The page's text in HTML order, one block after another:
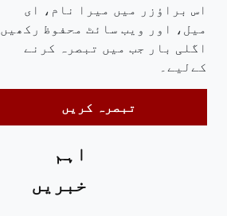
اس براؤزر میں میرا نام، ای
میل، اور ویب سائٹ محفوظ رکھیں
اگلی بار جب میں تبصرہ کرنے
کےلیے۔
اہم
خبریں